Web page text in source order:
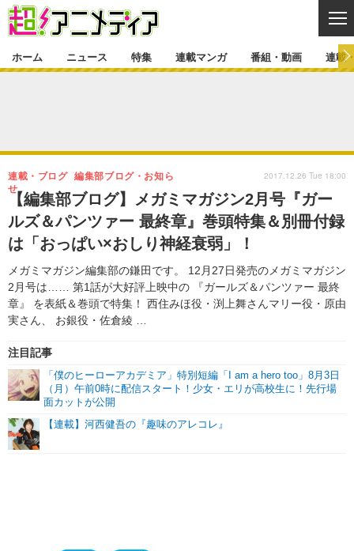
ゲーム・アプリ マンガ
グッズ イベント
声優 コスプレ
舞台 新帝スタ
特集一覧 カバー
ラキりす
連載マンガ
連載マンガ一覧 連載一覧
番組・動画
番組・動画一覧 ラジオ
動画
連載・ブログ
連載・ブログ一覧
編集部ブログ・お知らせ
ホーム ニュース 特集 連載マンガ 番組・動画 連載
【編集部ブログ】メガミマガジン2月号『ガー
ルズ＆パンツァー 最終章』巻頭特集＆別冊付録
は「おっぱい×おしり神経衰弱」！
メガミマガジン編集部の鎌田です。 12月27日発売のメガミマガジン
2月号は…… 第1話が大好評上映中の 『ガールズ＆パンツァー 最終
章』 を表紙＆巻頭で特集！ 西住みほ役・渕上舞さんマリー役・原由
実さん、 お銀役・佐倉綾 …
連載・ブログ
編集部ブログ・お知ら
せ
注目記事
「僕のヒーローアカデミア」特別短編「I am a hero too」8月3日
（月）午前0時に配信スタート！少女・エリが高校生に！先行場
面カットが公開
【連載】河西健吾の『趣味のアレコレ』
2017.12.26 Tue 18:00